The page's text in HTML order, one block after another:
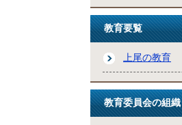
教育要覧
上尾の教育
教育委員会の組織